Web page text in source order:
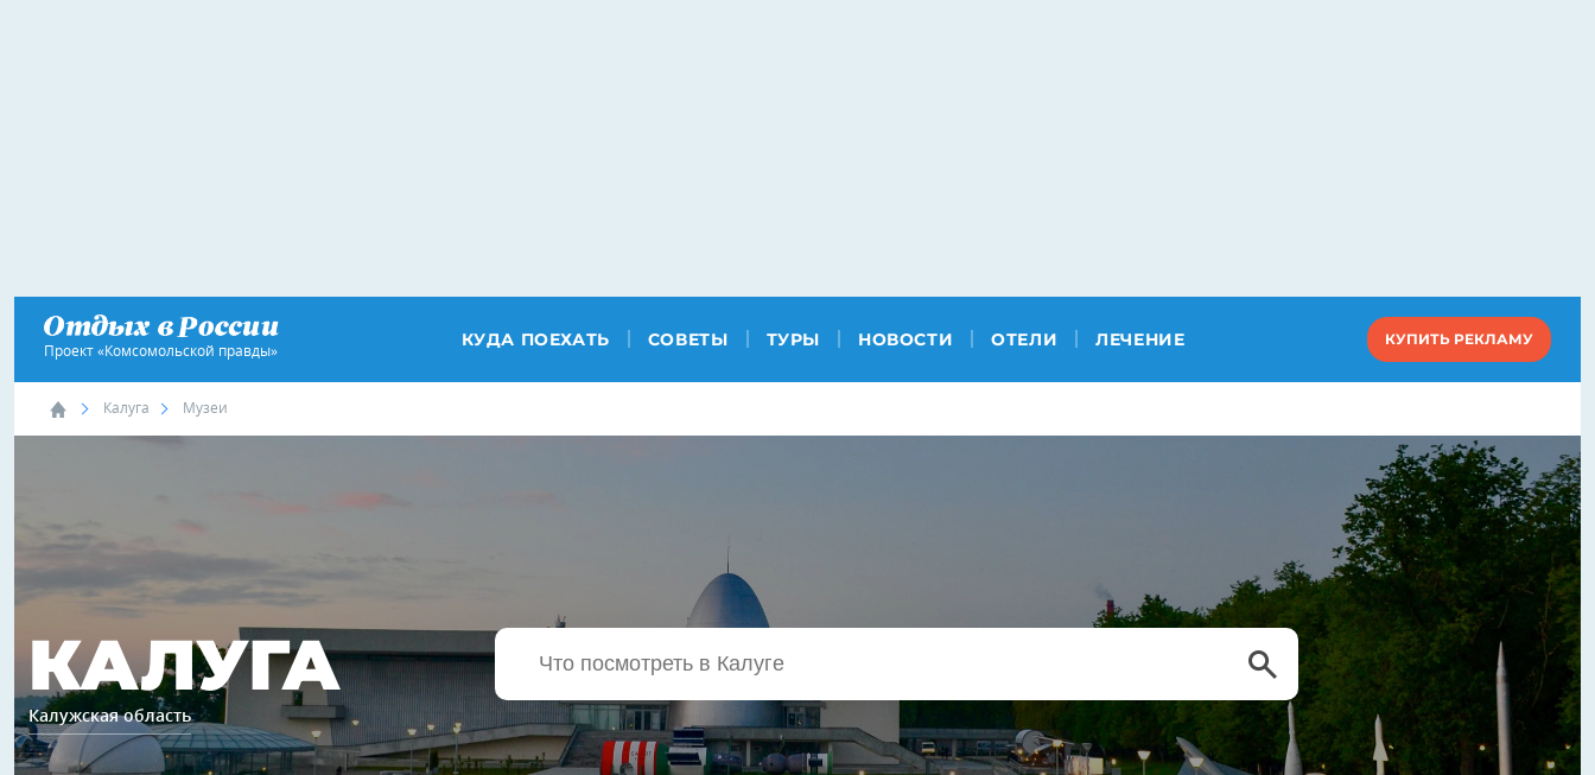
Проект «Комсомольской правды»
КУДА ПОЕХАТЬ СОВЕТЫ ТУРЫ НОВОСТИ ОТЕЛИ ЛЕЧЕНИЕ КУПИТЬ РЕКЛАМУ
Калуга Музеи
КАЛУГА
Калужская область